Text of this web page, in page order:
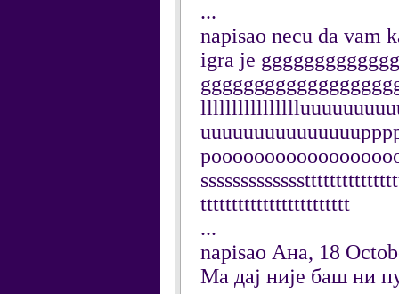
...
napisao necu da vam
igra je
tttttttttttttttttttttttt
...
napisao Ана, 18
Ма дај није баш ни